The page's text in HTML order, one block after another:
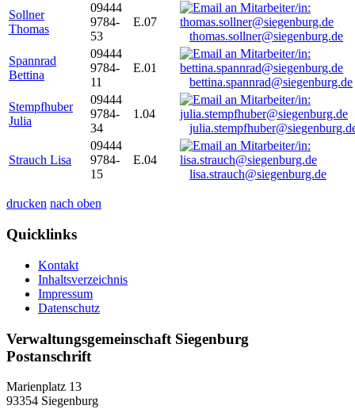
Sollner
Thomas
09444
9784-
53
E.07
thomas.sollner@siegenburg.de
Spannrad
Bettina
09444
9784-
11
E.01
bettina.spannrad@siegenburg.de
Stempfhuber
Julia
09444
9784-
34
1.04
Strauch Lisa
09444
9784-
15
E.04
lisa.strauch@siegenburg.de
drucken nach oben
Quicklinks
Kontakt
Inhaltsverzeichnis
Impressum
Datenschutz
Verwaltungsgemeinschaft Siegenburg
Postanschrift
Marienplatz 13
93354 Siegenburg